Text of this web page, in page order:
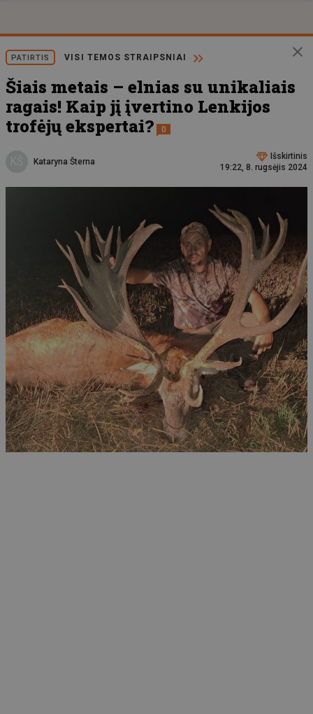
PATIRTIS VISI TEMOS STRAIPSNIAI
Šiais metais – elnias su unikaliais
ragais! Kaip jį įvertino Lenkijos
trofėjų ekspertai?
0
Kataryna Šterna
Išskirtinis
19:22, 8. rugsėjis 2024